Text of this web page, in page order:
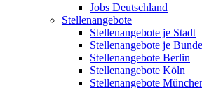
Jobs Deutschland
Stellenangebote
Stellenangebote je Stadt
Stellenangebote je
Stellenangebote Berlin
Stellenangebote Köln
Stellenangebote